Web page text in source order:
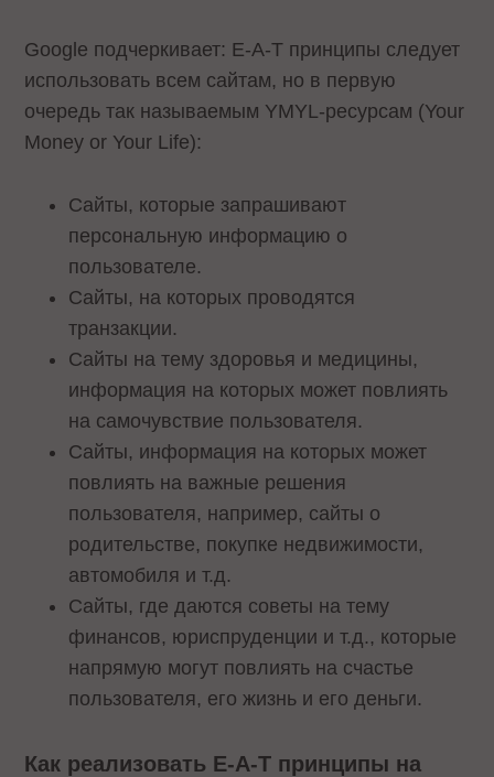
Google подчеркивает: E-A-T принципы следует
использовать всем сайтам, но в первую
очередь так называемым YMYL-ресурсам (Your
Money or Your Life):
Сайты, которые запрашивают
персональную информацию о
пользователе.
Сайты, на которых проводятся
транзакции.
Сайты на тему здоровья и медицины,
информация на которых может повлиять
на самочувствие пользователя.
Сайты, информация на которых может
повлиять на важные решения
пользователя, например, сайты о
родительстве, покупке недвижимости,
автомобиля и т.д.
Сайты, где даются советы на тему
финансов, юриспруденции и т.д., которые
напрямую могут повлиять на счастье
пользователя, его жизнь и его деньги.
Как реализовать E-A-T принципы на